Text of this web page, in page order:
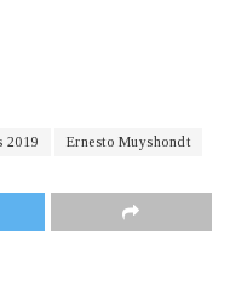
2019 Ernesto Muyshondt